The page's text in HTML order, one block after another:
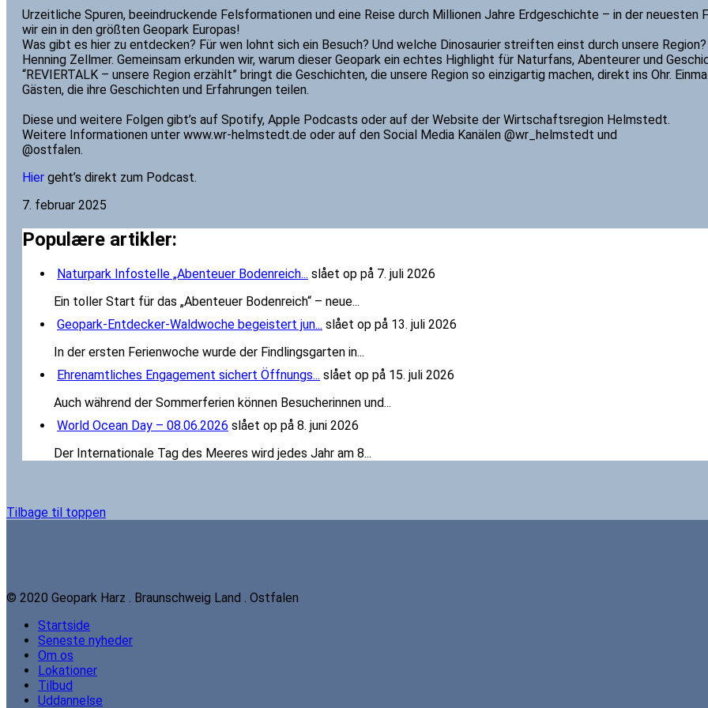
Urzeitliche Spuren, beeindruckende Felsformationen und eine Reise durch Millionen Jahre Erdgeschichte – in der neuesten
wir ein in den größten Geopark Europas!
Was gibt es hier zu entdecken? Für wen lohnt sich ein Besuch? Und welche Dinosaurier streiften einst durch unsere
Henning Zellmer. Gemeinsam erkunden wir, warum dieser Geopark ein echtes Highlight für Naturfans, Abenteurer und
“REVIERTALK – unsere Region erzählt” bringt die Geschichten, die unsere Region so einzigartig machen, direkt ins Ohr.
Gästen, die ihre Geschichten und Erfahrungen teilen.
Diese und weitere Folgen gibt’s auf Spotify, Apple Podcasts oder auf der Website der Wirtschaftsregion Helmstedt.
Weitere Informationen unter www.wr-helmstedt.de oder auf den Social Media Kanälen @wr_helmstedt und
@ostfalen.
Hier geht’s direkt zum Podcast.
7. februar 2025
Populære artikler:
Naturpark Infostelle „Abenteuer Bodenreich... slået op på 7. juli 2026
Ein toller Start für das „Abenteuer Bodenreich“ – neue...
Geopark-Entdecker-Waldwoche begeistert jun... slået op på 13. juli 2026
In der ersten Ferienwoche wurde der Findlingsgarten in...
Ehrenamtliches Engagement sichert Öffnungs... slået op på 15. juli 2026
Auch während der Sommerferien können Besucherinnen und...
World Ocean Day – 08.06.2026 slået op på 8. juni 2026
Der Internationale Tag des Meeres wird jedes Jahr am 8...
Tilbage til toppen
© 2020 Geopark Harz . Braunschweig Land . Ostfalen
Startside
Seneste nyheder
Om os
Lokationer
Tilbud
Uddannelse